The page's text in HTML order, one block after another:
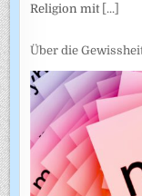
Religion mit [...]
Über die